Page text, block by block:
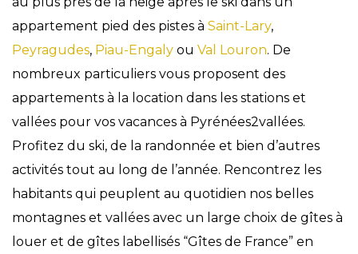
appartement pied des pistes à Saint-Lary,
Peyragudes, Piau-Engaly ou Val Louron. De
nombreux particuliers vous proposent des
appartements à la location dans les stations et
vallées pour vos vacances à Pyrénées2vallées.
Profitez du ski, de la randonnée et bien d’autres
activités tout au long de l’année. Rencontrez les
habitants qui peuplent au quotidien nos belles
montagnes et vallées avec un large choix de gîtes à
louer et de gîtes labellisés “Gîtes de France” en